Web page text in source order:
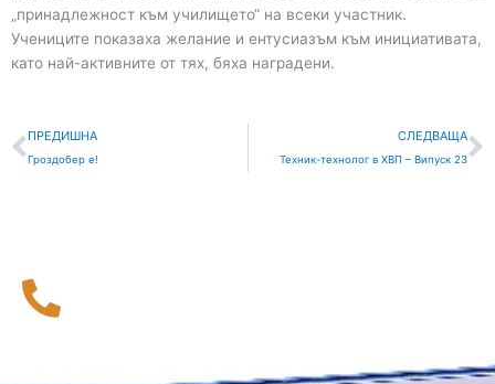
„принадлежност към училището“ на всеки участник.
Учениците показаха желание и ентусиазъм към инициативата,
като най-активните от тях, бяха наградени.
Prev
ПРЕДИШНА
Гроздобер е!
СЛЕДВАЩА
Техник-технолог в ХВП – Випуск 23
116 111